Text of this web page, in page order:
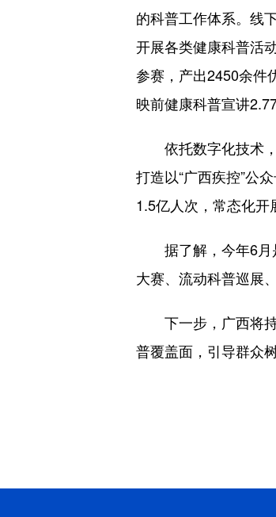
的科普工作体系。线
开展各类健康科普活
参赛，产出2450余件
映前健康科普宣讲
依托数字化技术，
打造以“广西疾控”公
1.5亿人次，常态化开
据了解，今年6月
大赛、流动科普巡展
下一步，广西将持
普覆盖面，引导群众